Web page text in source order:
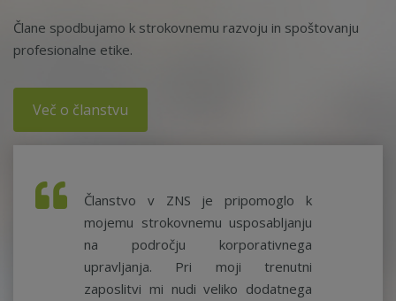
Člane spodbujamo k strokovnemu razvoju in spoštovanju
profesionalne etike.
Več o članstvu
Članstvo v ZNS je pripomoglo k
mojemu strokovnemu usposabljanju
na področju korporativnega
upravljanja. Pri moji trenutni
zaposlitvi mi nudi veliko dodatnega